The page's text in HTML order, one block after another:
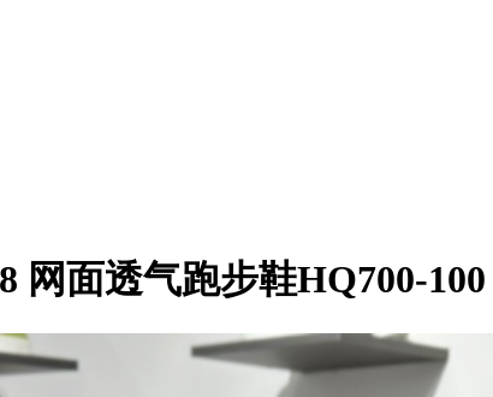
网面透气跑步鞋HQ700-100